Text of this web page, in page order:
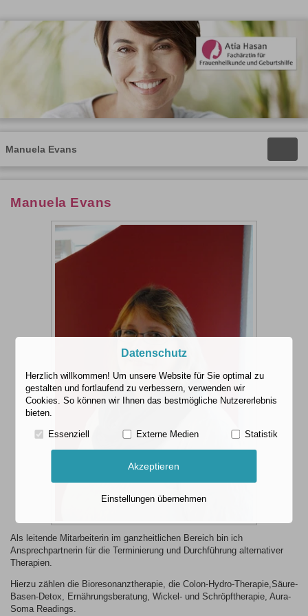
Manuela Evans
Manuela Evans
Als leitende Mitarbeiterin im ganzheitlichen Bereich bin ich
Ansprechpartnerin für die Terminierung und Durchführung alternativer
Therapien.
Hierzu zählen die Bioresonanztherapie, die Colon-Hydro-Therapie,Säure-
Basen-Detox, Ernährungsberatung, Wickel- und Schröpftherapie, Aura-
Soma Readings.
Datenschutz
Herzlich willkommen! Um unsere Website für Sie optimal zu
gestalten und fortlaufend zu verbessern, verwenden wir
Cookies. So können wir Ihnen das bestmögliche Nutzererlebnis
bieten.
Essenziell Externe Medien Statistik
Akzeptieren
Einstellungen übernehmen